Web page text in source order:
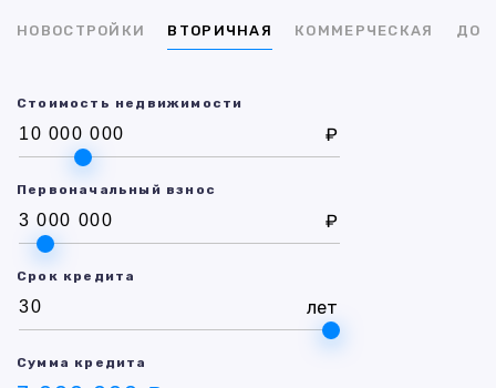
НОВОСТРОЙКИ ВТОРИЧНАЯ КОММЕРЧЕСКАЯ ДОМ
Стоимость недвижимости
₽
Первоначальный взнос
₽
Срок кредита
лет
Сумма кредита